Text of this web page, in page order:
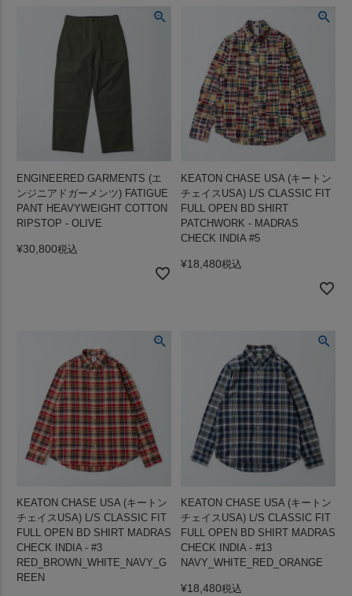
ENGINEERED GARMENTS (エ
ンジニアドガーメンツ) FATIGUE
PANT HEAVYWEIGHT COTTON
RIPSTOP - OLIVE
¥30,800税込
KEATON CHASE USA (キートン
チェイスUSA) L/S CLASSIC FIT
FULL OPEN BD SHIRT
PATCHWORK - MADRAS
CHECK INDIA #5
¥18,480税込
KEATON CHASE USA (キートン
チェイスUSA) L/S CLASSIC FIT
FULL OPEN BD SHIRT MADRAS
CHECK INDIA - #3
RED_BROWN_WHITE_NAVY_G
REEN
KEATON CHASE USA (キートン
チェイスUSA) L/S CLASSIC FIT
FULL OPEN BD SHIRT MADRAS
CHECK INDIA - #13
NAVY_WHITE_RED_ORANGE
¥18,480税込